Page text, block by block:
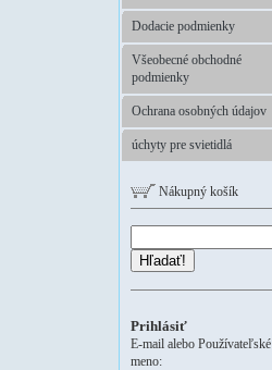
Dodacie podmienky
Všeobecné obchodné
podmienky
Ochrana osobných údajov
úchyty pre svietidlá
Nákupný košík
Hľadať!
Prihlásiť
E-mail alebo Používateľské
meno: